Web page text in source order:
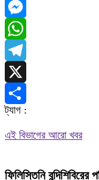
Facebook
Messenger
WhatsApp
Telegram
X
Share
ট্যাগ :
এই বিভাগের আরো খবর
ফিলিস্তিনি